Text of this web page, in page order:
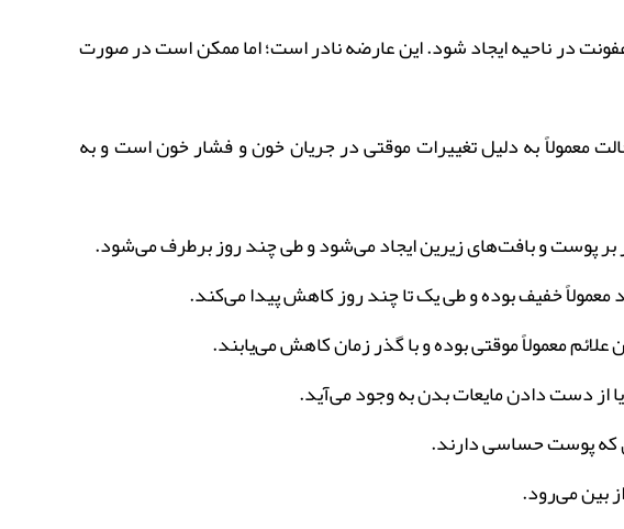
در ناحیهایجاد شود. این عارضه نادر است؛ اما ممکن است در صورت
به دلیل تغییرات موقتی در جریان خون و فشار خون است و به
پوست و بافت‌های زیرین ایجاد می‌شود و طی چند روز برطرف می‌شود.
خفیف بوده و طی یک تا چند روز کاهش پیدا می‌کند.
معمولاً موقتی بوده و با گذر زمان کاهش می‌یابند.
از دست دادن مایعات بدن به وجود می‌آید.
که پوست حساسی دارند.
بین می‌رود.